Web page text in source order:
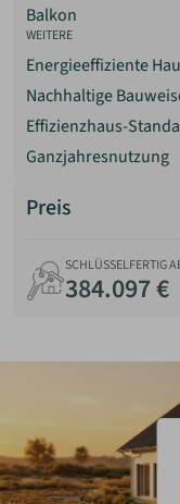
Tonnendach
architektonischer
anspruchsvoller
bei individuellen
eingesetzt.
Balkon
WEITERE
Energieeffiziente
Nachhaltige
Effizienzhaus-
Ganzjahresnutzung
Preis
SCHLÜSSELFERTIG
384.097 €